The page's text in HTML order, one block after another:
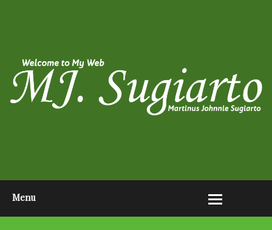
Menu
PHOTO POST
VIDEO POST